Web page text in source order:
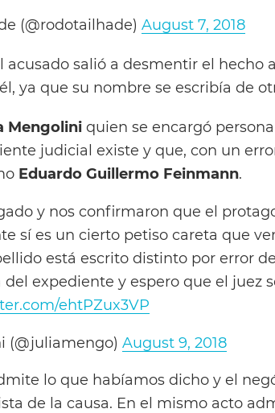
(@rodotailhade) August 7, 2018
acusado salió a desmentir el hecho
ya que su nombre se escribía de
Mengolini quien se encargó
judicial existe y que, con un
Eduardo Guillermo Feinmann.
y nos confirmaron que el
sí es un cierto petiso careta que
está escrito distinto por error
del expediente y espero que el juez
ehtPZux3VP
(@juliamengo) August 9, 2018
lo que habíamos dicho y el
de la causa. En el mismo acto